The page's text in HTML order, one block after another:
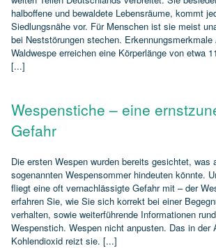
halboffene und bewaldete Lebensräume, kommt
Siedlungsnähe vor. Für Menschen ist sie meist
bei Neststörungen stechen. Erkennungsmerkmale
Waldwespe erreichen eine Körperlänge von etwa
[...]
Wespenstiche – eine
Gefahr
Die ersten Wespen wurden bereits gesichtet, was
sogenannten Wespensommer hindeuten könnte.
fliegt eine oft vernachlässigte Gefahr mit – der
erfahren Sie, wie Sie sich korrekt bei einer
verhalten, sowie weiterführende Informationen
Wespenstich. Wespen nicht anpusten. Das in der
Kohlendioxid reizt sie. [...]